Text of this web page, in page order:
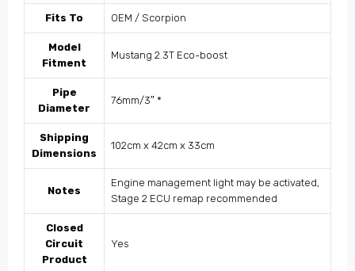
Fits To OEM / Scorpion
Model
Fitment
Mustang 2.3T Eco-boost
Pipe
Diameter
76mm/3″ *
Shipping
Dimensions
102cm x 42cm x 33cm
Notes
Engine management light may be activated,
Stage 2 ECU remap recommended
Closed
Circuit
Product
Yes